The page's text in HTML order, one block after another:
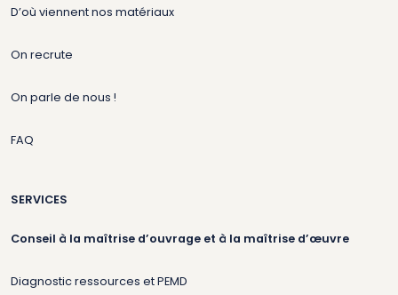
D’où viennent nos matériaux
On recrute
On parle de nous !
FAQ
SERVICES
Conseil à la maîtrise d’ouvrage et à la maîtrise d’œuvre
Diagnostic ressources et PEMD